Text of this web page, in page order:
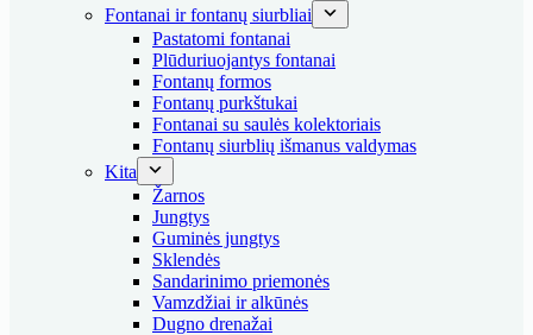
Fontanai ir fontanų siurbliai
Pastatomi fontanai
Plūduriuojantys fontanai
Fontanų formos
Fontanų purkštukai
Fontanai su saulės kolektoriais
Fontanų siurblių išmanus valdymas
Kita
Žarnos
Jungtys
Guminės jungtys
Sklendės
Sandarinimo priemonės
Vamzdžiai ir alkūnės
Dugno drenažai